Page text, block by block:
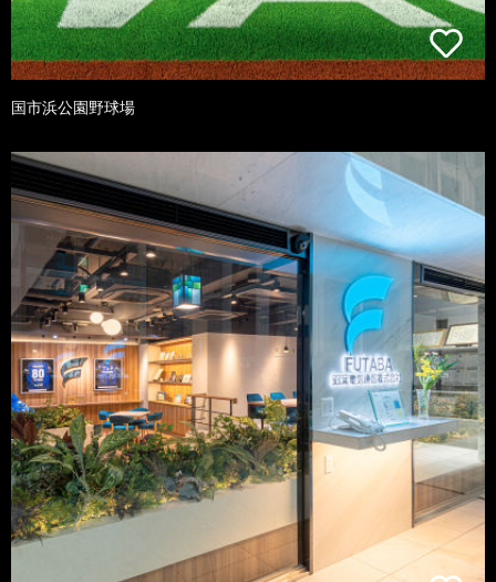
国市浜公園野球場